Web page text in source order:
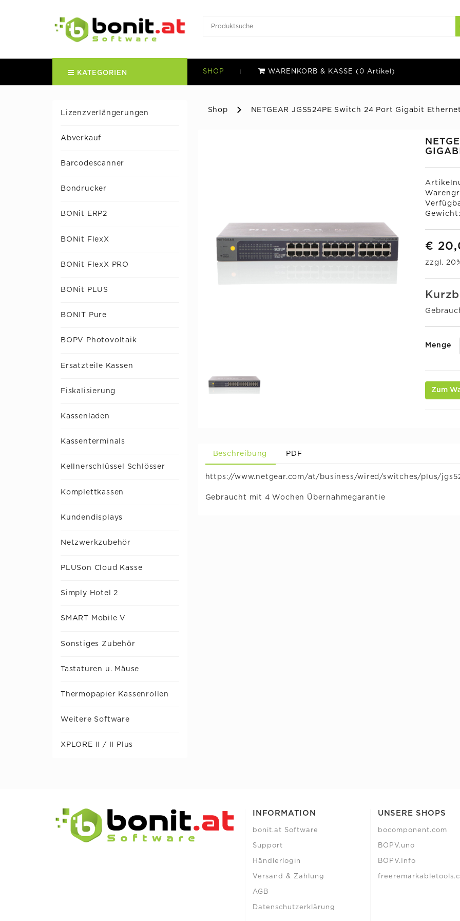
SHOP WARENKORB & KASSE (0 Artikel)
KATEGORIEN
Lizenzverlängerungen
Abverkauf
Barcodescanner
Bondrucker
BONit ERP2
BONit FlexX
BONit FlexX PRO
BONit PLUS
BONIT Pure
BOPV Photovoltaik
Ersatzteile Kassen
Fiskalisierung
Kassenladen
Kassenterminals
Kellnerschlüssel Schlösser
Komplettkassen
Kundendisplays
Netzwerkzubehör
PLUSon Cloud Kasse
Simply Hotel 2
SMART Mobile V
Sonstiges Zubehör
Tastaturen u. Mäuse
Thermopapier Kassenrollen
Weitere Software
XPLORE II / II Plus
Shop NETGEAR JGS524PE Switch 24 Port Gigabit
Gewicht:
€
zzgl.
Menge
Zum
Beschreibung PDF
https://www.netgear.com/at/business/wired/switches/plus/
Gebraucht mit 4 Wochen Übernahmegarantie
INFORMATION
bonit.at Software
Support
Händlerlogin
Versand & Zahlung
AGB
Datenschutzerklärung
UNSERE SHOPS
bocomponent.com
BOPV.uno
BOPV.Info